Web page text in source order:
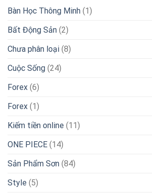
Bàn Học Thông Minh (1)
Bất Động Sản (2)
Chưa phân loại (8)
Cuộc Sống (24)
Forex (6)
Forex (1)
Kiếm tiền online (11)
ONE PIECE (14)
Sản Phẩm Sơn (84)
Style (5)